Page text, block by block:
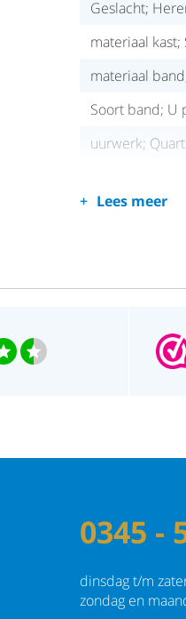
Geslacht;
materiaal kast;
materiaal
Soort band; U
uurwerk;
waterdicht; 50
Lees meer
0345 -
dinsdag t/m
zondag en